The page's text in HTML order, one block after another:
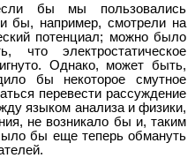
бы мы пользовались
бы, например, смотрели на
потенциал; можно было
что электростатическое
Однако, может быть,
бы некоторое смутное
перевести рассуждение
языком анализа и физики,
не возникало бы и, таким
бы еще теперь обмануть